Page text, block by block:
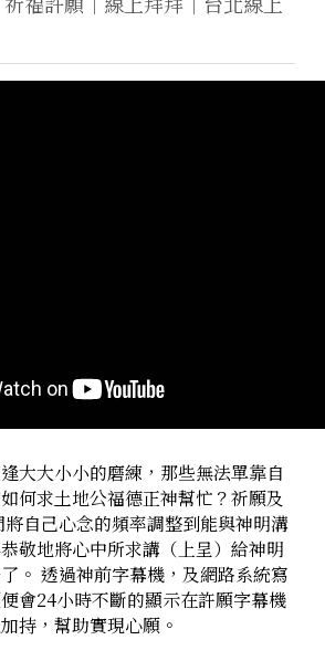
大大小小的磨練，那些無法單靠自
何求土地公福德正神幫忙？祈願及
自己心念的頻率調整到能與神明溝
敬地將心中所求講（上呈）給神明
。 透過神前字幕機，及網路系統寫
會24小時不斷的顯示在許願字幕機
持，幫助實現心願。